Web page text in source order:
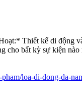
Thiết kế di động
cho bất kỳ sự kiện
loa-di-dong-da-